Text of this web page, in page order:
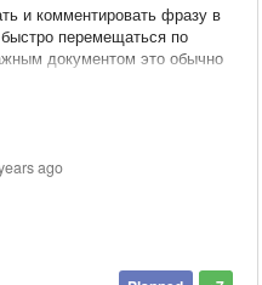
и комментировать фразу в
перемещаться по
документом это обычно
ago